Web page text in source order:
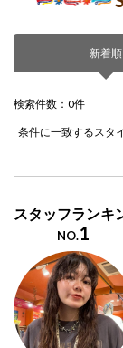
新着順
検索件数：0件
条件に一致するスタ
スタッフランキ
NO.1